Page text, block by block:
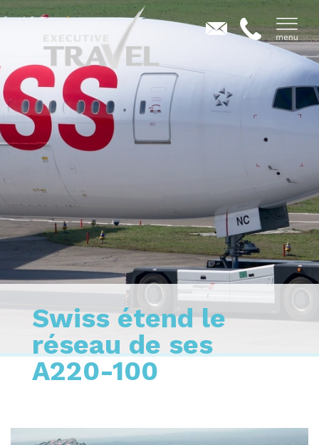
Swiss étend le
réseau de ses
A220-100